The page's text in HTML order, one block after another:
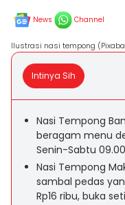
News Channel
Ilustrasi nasi tempong
Intinya Sih
Nasi Tempong
beragam menu
Senin-Sabtu
Nasi Tempong
sambal pedas
Rp16 ribu, buka